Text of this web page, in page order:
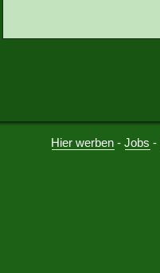
Hier werben -Jobs -